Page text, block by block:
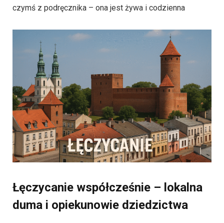
czymś z podręcznika – ona jest żywa i codzienna
Łęczycanie współcześnie – lokalna
duma i opiekunowie dziedzictwa